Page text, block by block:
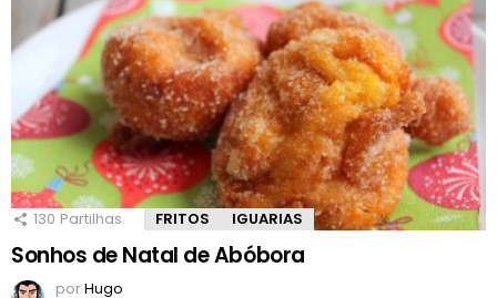
130 Partilhas FRITOS IGUARIAS
Sonhos de Natal de Abóbora
porHugo